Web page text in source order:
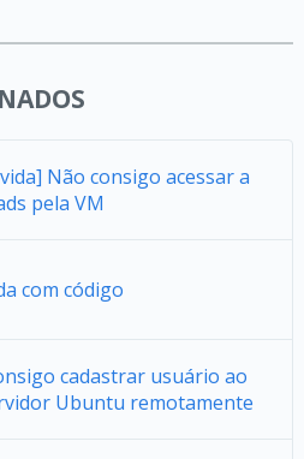
Não consigo acessar a
pela VM
com código
cadastrar usuário ao
Ubuntu remotamente